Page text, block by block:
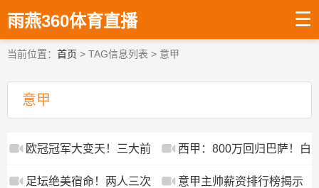
雨燕360体育直播 ☰
当前位置： 首页 > TAG信息列表 > 意甲
意甲
欧冠冠军大变天！三大前
场主力全离队，巴黎阵容
西甲：800万回归巴萨！白
菜价签约坎塞洛
足坛绝美宿命！两人三次 意甲主帅薪资排行榜揭示